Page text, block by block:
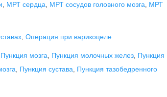
МРТ сердца МРТ сосудов головного мозга
МРТ
Операция при варикоцеле
Пункция мозга Пункция молочных желез Пункция
Пункция сустава
Пункция тазобедренного